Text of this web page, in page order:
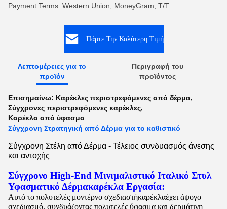
Payment Terms: Western Union, MoneyGram, T/T
Πάρτε Την Καλύτερη Τιμή
Λεπτομέρειες για το
προϊόν
Περιγραφή του
προϊόντος
Επισημαίνω: Καρέκλες περιστρεφόμενες από δέρμα,
Σύγχρονες περιστρεφόμενες καρέκλες,
Καρέκλα από ύφασμα
Σύγχρονη Στρατηγική από Δέρμα για το καθιστικό
Σύγχρονη Στέλη από Δέρμα - Τέλειος συνδυασμός άνεσης
και αντοχής
Σύγχρονο High-End Μινιμαλιστικό Ιταλικό Στυλ
Υφασματικό Δέρμακαρέκλα Εργασία:
Αυτό το πολυτελές μοντέρνο σχεδιαστήκαρέκλαέχει άψογο
σχεδιασμό, συνδυάζοντας πολυτελές ύφασμα και δερμάτινη